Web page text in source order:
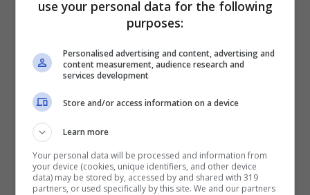
Minturno / Simulazione di allarme
use your personal data for the following
purposes:
Personalised advertising and content, advertising and
content measurement, audience research and
services development
Store and/or access information on a device
Learn more
Your personal data will be processed and information from
your device (cookies, unique identifiers, and other device
data) may be stored by, accessed by and shared with 319
partners, or used specifically by this site. We and our partners